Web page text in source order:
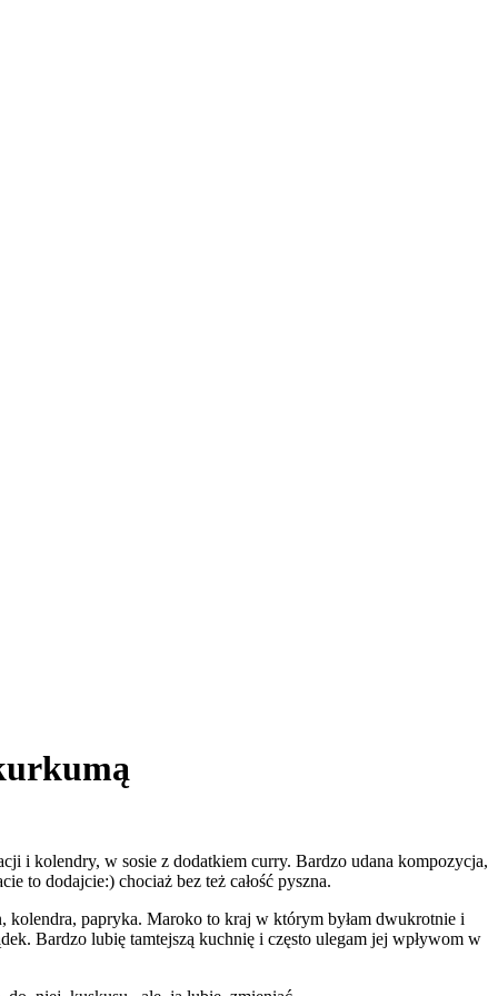
i kolendry, w sosie z dodatkiem curry. Bardzo udana kompozycja,
to dodajcie:) chociaż bez też całość pyszna.
kolendra, papryka. Maroko to kraj w którym byłam dwukrotnie i
Bardzo lubię tamtejszą kuchnię i często ulegam jej wpływom w